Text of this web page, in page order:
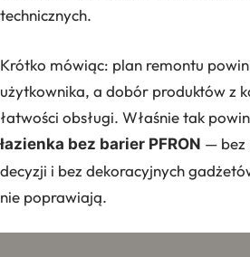
technicznych.
Krótko mówiąc: plan remontu
użytkownika, a dobór produktów z
łatwości obsługi. Właśnie tak
łazienka bez barier PFRON — bez
decyzji i bez dekoracyjnych
nie poprawiają.